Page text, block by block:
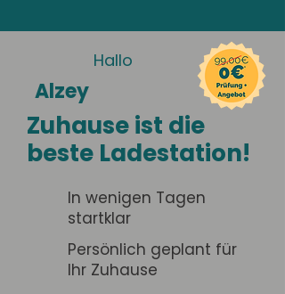
Hallo
Alzey
Zuhause ist die
beste Ladestation!
In wenigen Tagen
startklar
Persönlich geplant für
Ihr Zuhause